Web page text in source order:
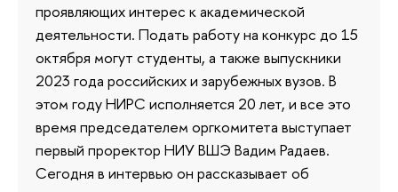
проявляющих интерес к академической
деятельности. Подать работу на конкурс до 15
октября могут студенты, а также выпускники
2023 года российских и зарубежных вузов. В
этом году НИРС исполняется 20 лет, и все это
время председателем оргкомитета выступает
первый проректор НИУ ВШЭ Вадим Радаев.
Сегодня в интервью он рассказывает об